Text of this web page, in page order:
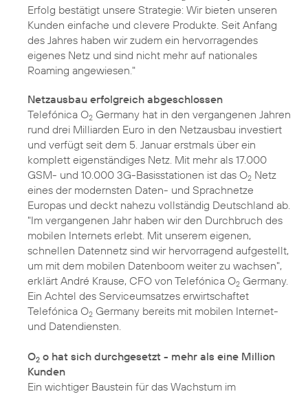
Erfolg bestätigt unsere Strategie: Wir bieten unseren
Kunden einfache und clevere Produkte. Seit Anfang
des Jahres haben wir zudem ein hervorragendes
eigenes Netz und sind nicht mehr auf nationales
Roaming angewiesen."
Netzausbau erfolgreich abgeschlossen
Telefónica O2 Germany hat in den vergangenen Jahren
rund drei Milliarden Euro in den Netzausbau investiert
und verfügt seit dem 5. Januar erstmals über ein
komplett eigenständiges Netz. Mit mehr als 17.000
GSM- und 10.000 3G-Basisstationen ist das O2 Netz
eines der modernsten Daten- und Sprachnetze
Europas und deckt nahezu vollständig Deutschland ab.
"Im vergangenen Jahr haben wir den Durchbruch des
mobilen Internets erlebt. Mit unserem eigenen,
schnellen Datennetz sind wir hervorragend aufgestellt,
um mit dem mobilen Datenboom weiter zu wachsen",
erklärt André Krause, CFO von Telefónica O2 Germany.
Ein Achtel des Serviceumsatzes erwirtschaftet
Telefónica O2 Germany bereits mit mobilen Internet-
und Datendiensten.
O2 o hat sich durchgesetzt - mehr als eine Million
Kunden
Ein wichtiger Baustein für das Wachstum im